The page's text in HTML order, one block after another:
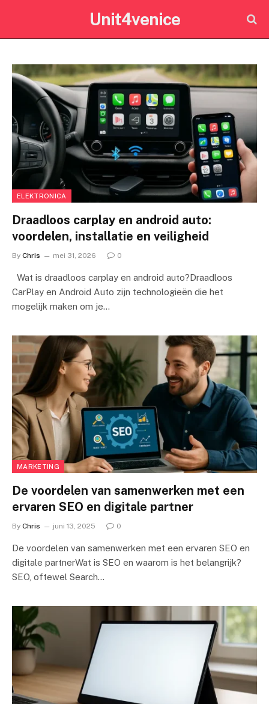
Unit4venice
ELEKTRONICA
Draadloos carplay en android auto:
voordelen, installatie en veiligheid
By Chris mei 31, 2026 0
Wat is draadloos carplay en android auto?Draadloos
CarPlay en Android Auto zijn technologieën die het
mogelijk maken om je…
MARKETING
De voordelen van samenwerken met een
ervaren SEO en digitale partner
By Chris juni 13, 2025 0
De voordelen van samenwerken met een ervaren SEO en
digitale partnerWat is SEO en waarom is het belangrijk?
SEO, oftewel Search…